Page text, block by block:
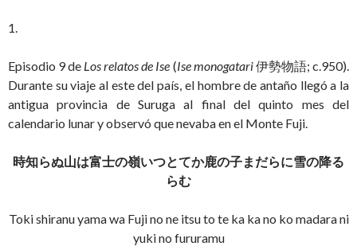
1.
Episodio 9 de Los relatos de Ise (Ise monogatari伊勢物語; c.950).
Durante su viaje al este del país, el hombre de antaño llegó a la
antigua provincia de Suruga al final del quinto mes del
calendario lunar y observó que nevaba en el Monte Fuji.
時知らぬ山は富士の嶺いつとてか鹿の子まだらに雪の降る
らむ
Toki shiranu yama wa Fuji no ne itsu to te ka ka no ko madara ni
yuki no fururamu